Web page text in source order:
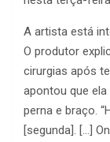
A artista está
O produtor
cirurgias após
apontou que
perna e braço.
[segunda]. […]